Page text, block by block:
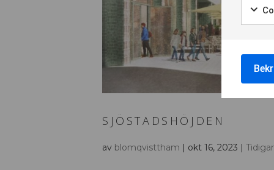
SJÖSTADSHÖJDEN
av blomqvisttham | okt 16, 2023 |